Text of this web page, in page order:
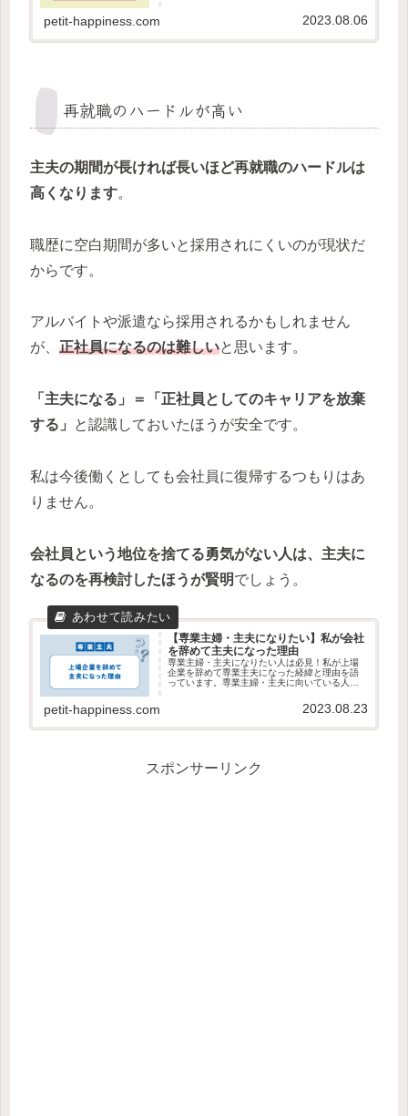
petit-happiness.com 2023.08.06
再就職のハードルが高い
主夫の期間が長ければ長いほど再就職のハードルは
高くなります。
職歴に空白期間が多いと採用されにくいのが現状だ
からです。
アルバイトや派遣なら採用されるかもしれません
が、 正社員になるのは難しいと思います。
「主夫になる」＝「正社員としてのキャリアを放棄
する」
と認識しておいたほうが安全です。
私は今後働くとしても会社員に復帰するつもりはあ
りません。
会社員という地位を捨てる勇気がない人は、主夫に
なるのを再検討したほうが賢明でしょう。
【専業主婦・主夫になりたい】私が会社
を辞めて主夫になった理由
専業主婦・主夫になりたい人は必見！私が上場
企業を辞めて専業主夫になった経緯と理由を語
っています。専業主婦・主夫に向いている人の
petit-happiness.com 2023.08.23
スポンサーリンク